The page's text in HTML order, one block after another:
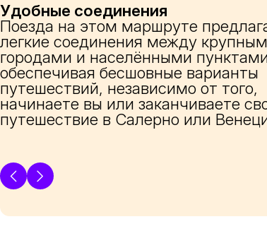
Удобные соединения
Поезда на этом маршруте
легкие соединения между
городами и населёнными
обеспечивая бесшовные варианты
путешествий, независимо от того,
начинаете вы или заканчиваете
путешествие в Салерно или